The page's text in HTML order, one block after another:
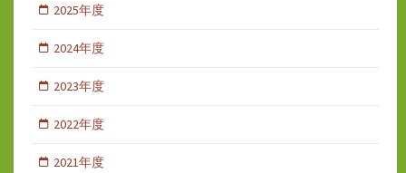
2025年度
2024年度
2023年度
2022年度
2021年度